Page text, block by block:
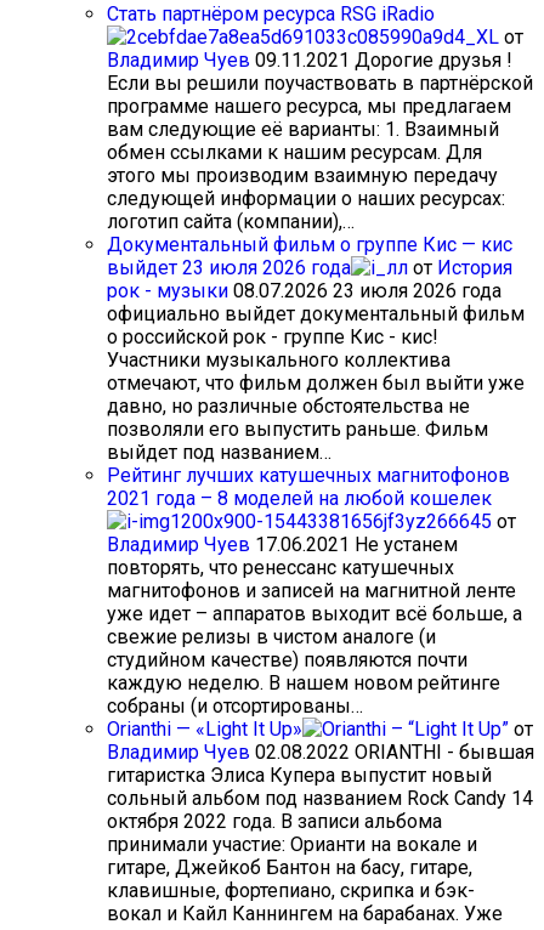
Стать партнёром ресурса RSG iRadio
от
Владимир Чуев 09.11.2021 Дорогие друзья !
Если вы решили поучаствовать в партнёрской
программе нашего ресурса, мы предлагаем
вам следующие её варианты: 1. Взаимный
обмен ссылками к нашим ресурсам. Для
этого мы производим взаимную передачу
следующей информации о наших ресурсах:
логотип сайта (компании),…
Документальный фильм о группе Кис — кис
выйдет 23 июля 2026 года
от История
рок - музыки 08.07.2026 23 июля 2026 года
официально выйдет документальный фильм
о российской рок - группе Кис - кис!
Участники музыкального коллектива
отмечают, что фильм должен был выйти уже
давно, но различные обстоятельства не
позволяли его выпустить раньше. Фильм
выйдет под названием…
Рейтинг лучших катушечных магнитофонов
2021 года – 8 моделей на любой кошелек
от
Владимир Чуев 17.06.2021 Не устанем
повторять, что ренессанс катушечных
магнитофонов и записей на магнитной ленте
уже идет – аппаратов выходит всё больше, а
свежие релизы в чистом аналоге (и
студийном качестве) появляются почти
каждую неделю. В нашем новом рейтинге
собраны (и отсортированы…
Orianthi — «Light It Up»
от
Владимир Чуев 02.08.2022 ORIANTHI - бывшая
гитаристка Элиса Купера выпустит новый
сольный альбом под названием Rock Candy 14
октября 2022 года. В записи альбома
принимали участие: Орианти на вокале и
гитаре, Джейкоб Бантон на басу, гитаре,
клавишные, фортепиано, скрипка и бэк-
вокал и Кайл Каннингем на барабанах. Уже